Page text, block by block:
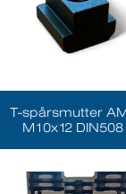
T-spårsmutter
M10x12 DIN508